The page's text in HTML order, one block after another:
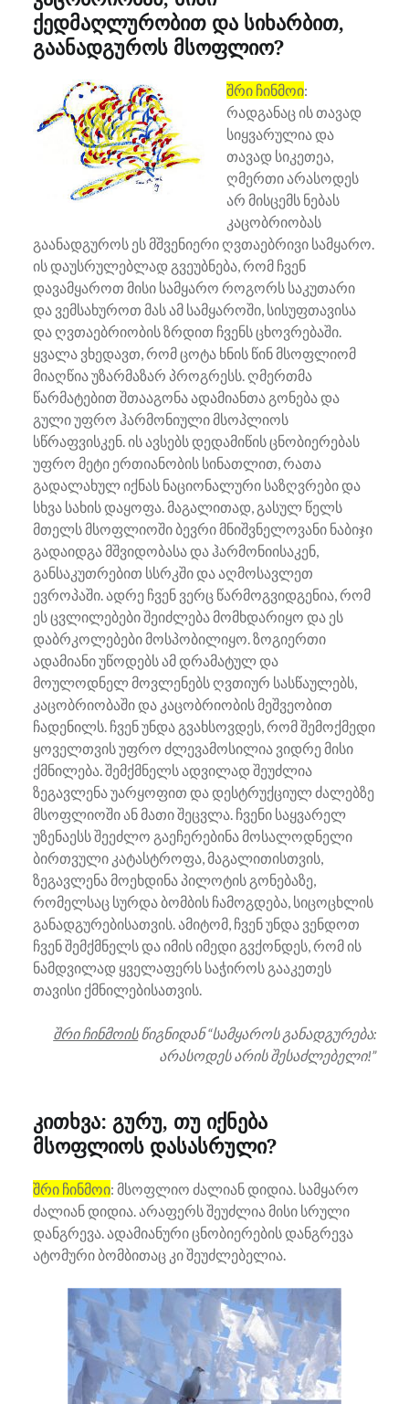
ქედმაღლურობით და სიხარბით,
გაანადგუროს მსოფლიო?
შრი ჩინმოი:
რადგანაც ის თავად
სიყვარულია და
თავად სიკეთეა,
ღმერთი არასოდეს
არ მისცემს ნებას
კაცობრიობას
გაანადგუროს ეს მშვენიერი ღვთაებრივი სამყარო.
ის დაუსრულებლად გვეუბნება, რომ ჩვენ
დავამყაროთ მისი სამყარო როგორს საკუთარი
და ვემსახუროთ მას ამ სამყაროში, სისუფთავისა
და ღვთაებრიობის ზრდით ჩვენს ცხოვრებაში.
ყვალა ვხედავთ, რომ ცოტა ხნის წინ მსოფლიომ
მიაღწია უზარმაზარ პროგრესს. ღმერთმა
წარმატებით შთააგონა ადამიანთა გონება და
გული უფრო ჰარმონიული მსოპლიოს
სწრაფვისკენ. ის ავსებს დედამიწის ცნობიერებას
უფრო მეტი ერთიანობის სინათლით, რათა
გადალახულ იქნას ნაციონალური საზღვრები და
სხვა სახის დაყოფა. მაგალითად, გასულ წელს
მთელს მსოფლიოში ბევრი მნიშვნელოვანი ნაბიჯი
გადაიდგა მშვიდობასა და ჰარმონიისაკენ,
განსაკუთრებით სსრკში და აღმოსავლეთ
ევროპაში. ადრე ჩვენ ვერც წარმოგვიდგენია, რომ
ეს ცვლილებები შეიძლება მომხდარიყო და ეს
დაბრკოლებები მოსპობილიყო. ზოგიერთი
ადამიანი უწოდებს ამ დრამატულ და
მოულოდნელ მოვლენებს ღვთიურ სასწაულებს,
კაცობრიობაში და კაცობრიობის მეშვეობით
ჩადენილს. ჩვენ უნდა გვახსოვდეს, რომ შემოქმედი
ყოველთვის უფრო ძლევამოსილია ვიდრე მისი
ქმნილება. შემქმნელს ადვილად შეუძლია
ზეგავლენა უარყოფით და დესტრუქციულ ძალებზე
მსოფლიოში ან მათი შეცვლა. ჩვენი საყვარელ
უზენაესს შეეძლო გაეჩერებინა მოსალოდნელი
ბირთვული კატასტროფა, მაგალითისთვის,
ზეგავლენა მოეხდინა პილოტის გონებაზე,
რომელსაც სურდა ბომბის ჩამოგდება, სიცოცხლის
განადგურებისათვის. ამიტომ, ჩვენ უნდა ვენდოთ
ჩვენ შემქმნელს და იმის იმედი გვქონდეს, რომ ის
ნამდვილად ყველაფერს საჭიროს გააკეთეს
თავისი ქმნილებისათვის.
შრი ჩინმოისწიგნიდან “სამყაროს განადგურება:
არასოდეს არის შესაძლებელი!”
კითხვა: გურუ, თუ იქნება
მსოფლიოს დასასრული?
შრი ჩინმოი: მსოფლიო ძალიან დიდია. სამყარო
ძალიან დიდია. არაფერს შეუძლია მისი სრული
დანგრევა. ადამიანური ცნობიერების დანგრევა
ატომური ბომბითაც კი შეუძლებელია.